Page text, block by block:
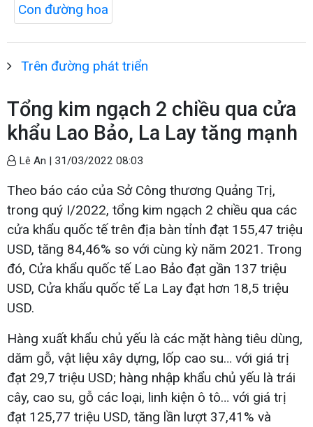
Con đường hoa
Trên đường phát triển
Tổng kim ngạch 2 chiều qua cửa
khẩu Lao Bảo, La Lay tăng mạnh
Lê An | 31/03/2022 08:03
Theo báo cáo của Sở Công thương Quảng Trị,
trong quý I/2022, tổng kim ngạch 2 chiều qua các
cửa khẩu quốc tế trên địa bàn tỉnh đạt 155,47 triệu
USD, tăng 84,46% so với cùng kỳ năm 2021. Trong
đó, Cửa khẩu quốc tế Lao Bảo đạt gần 137 triệu
USD, Cửa khẩu quốc tế La Lay đạt hơn 18,5 triệu
USD.
Hàng xuất khẩu chủ yếu là các mặt hàng tiêu dùng,
dăm gỗ, vật liệu xây dựng, lốp cao su… với giá trị
đạt 29,7 triệu USD; hàng nhập khẩu chủ yếu là trái
cây, cao su, gỗ các loại, linh kiện ô tô… với giá trị
đạt 125,77 triệu USD, tăng lần lượt 37,41% và